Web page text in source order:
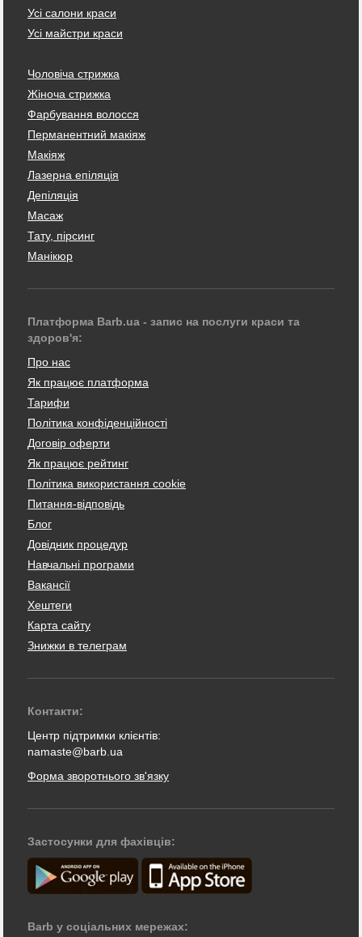
Усі салони краси
Усі майстри краси
Чоловіча стрижка
Жіноча стрижка
Фарбування волосся
Перманентний макіяж
Макіяж
Лазерна епіляція
Депіляція
Масаж
Тату, пірсинг
Манікюр
Платформа Barb.ua - запис на послуги краси та
здоров'я:
Про нас
Як працює платформа
Тарифи
Політика конфіденційності
Договір оферти
Як працює рейтинг
Політика використання cookie
Питання-відповідь
Блог
Довідник процедур
Навчальні програми
Вакансії
Хештеги
Карта сайту
Знижки в телеграм
Контакти:
Центр підтримки клієнтів:
namaste@barb.ua
Форма зворотнього зв'язку
Застосунки для фахівців:
Barb у соціальних мережах: